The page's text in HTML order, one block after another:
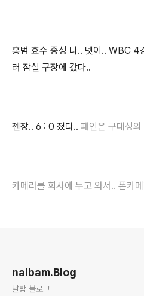
홍범 효수 종성 나.. 넷이.. WBC 4
러 잠실 구장에 갔다..
젠장.. 6 : 0 졌다.. 패인은 구대성
카메라를 회사에 두고 와서.. 폰카
nalbam.Blog
날밤 블로그